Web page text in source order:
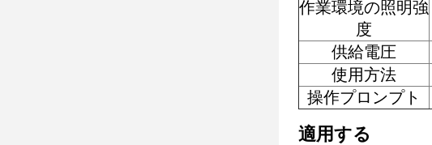
作業環境の照明強
度
供給電圧
使用方法
操作プロンプト
適用する